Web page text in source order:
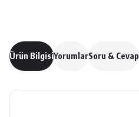
Ürün BilgisiYorumlarSoru & Cevap